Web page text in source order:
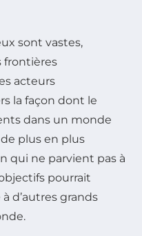
sont vastes,
frontières
acteurs
la façon dont le
dans un monde
plus en plus
qui ne parvient pas à
pourrait
d’autres grands